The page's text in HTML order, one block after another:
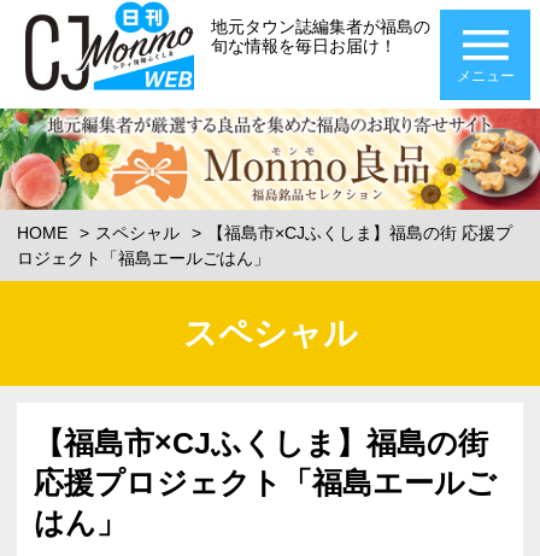
地元タウン誌編集者が福島の
旬な情報を毎日お届け！
メニュー
HOME スペシャル
【福島市×CJふくしま】福島の街 応援プ
ロジェクト「福島エールごはん」
スペシャル
【福島市×CJふくしま】福島の街
応援プロジェクト「福島エールご
はん」